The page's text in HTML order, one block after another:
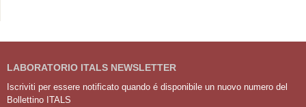
LABORATORIO ITALS NEWSLETTER
Iscriviti per essere notificato quando é disponibile un nuovo numero del
Bollettino ITALS